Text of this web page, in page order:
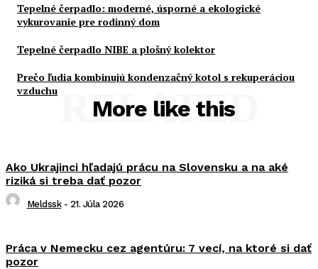
Tepelné čerpadlo: moderné, úsporné a ekologické
vykurovanie pre rodinný dom
Tepelné čerpadlo NIBE a plošný kolektor
Prečo ľudia kombinujú kondenzačný kotol s rekuperáciou
vzduchu
More like this
RELATED
Ako Ukrajinci hľadajú prácu na Slovensku a na aké
riziká si treba dať pozor
Meldssk - 21. Júla 2026
Práca v Nemecku cez agentúru: 7 vecí, na ktoré si dať
pozor